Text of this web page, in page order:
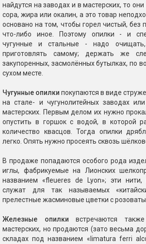
найдутся на заводах и в мастерских, то
сора, жира или окалин, а это товар
основано на том, чтобы горел чистый, без
что-либо иное. Поэтому опилки - и
чугунные и стальные - надо
приготовлять самому; держать же
закупоренных, засмолённых бутылках, по
сухом месте.
Чугунные опилки покупаются в виде
на стале- и чугунолитейных заводах
мастерских. Первым делом их нужно
опустить в горшок с водой, в которой
количество квасцов. Тогда опилки
легко. Опять нужно просеять сквозь
В продаже попадаются особого рода
иглы, фабрикуемые на Лионских
названием «fleueres de Lyon»; эти нити,
служат для так называемых
прелестные жасминовые цветки с
Железные опилки встречаются
мастерских, но продаются (зато весьма
складах под названием «limatura ferri